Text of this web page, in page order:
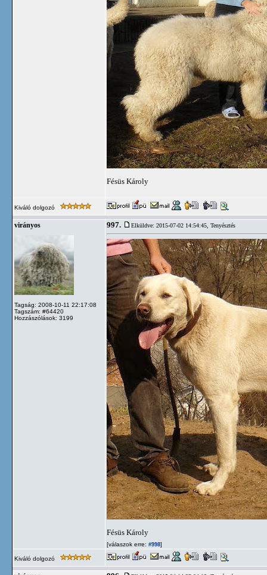
Fésüs Károly
Kiváló dolgozó
virányos
Tagság: 2008-10-11 22:17:08
Tagszám: #64420
Hozzászólások: 3199
997. Elküldve: 2015-07-02 14:54:45, Tenyésztés
Fésüs Károly
[válaszok erre: #998]
Kiváló dolgozó